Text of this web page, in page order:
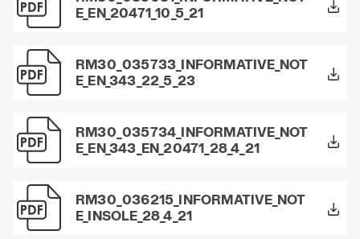
E_EN_20471_10_5_21
RM30_035733_INFORMATIVE_NOT
E_EN_343_22_5_23
RM30_035734_INFORMATIVE_NOT
E_EN_343_EN_20471_28_4_21
RM30_036215_INFORMATIVE_NOT
E_INSOLE_28_4_21